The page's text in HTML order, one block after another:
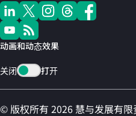
动画和动态效果
关闭 打开
© 版权所有 2026 慧与发展有限